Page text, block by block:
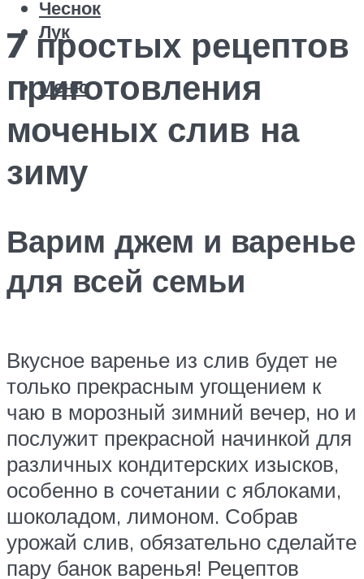
Чеснок
Лук
Меню
7 простых рецептов
приготовления
моченых слив на
зиму
Варим джем и варенье
для всей семьи
Вкусное варенье из слив будет не
только прекрасным угощением к
чаю в морозный зимний вечер, но и
послужит прекрасной начинкой для
различных кондитерских изысков,
особенно в сочетании с яблоками,
шоколадом, лимоном. Собрав
урожай слив, обязательно сделайте
пару банок варенья! Рецептов